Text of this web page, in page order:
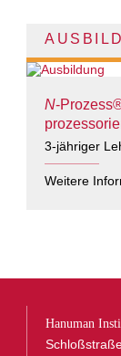
N-
3-jähriger
Weitere
Hanuman